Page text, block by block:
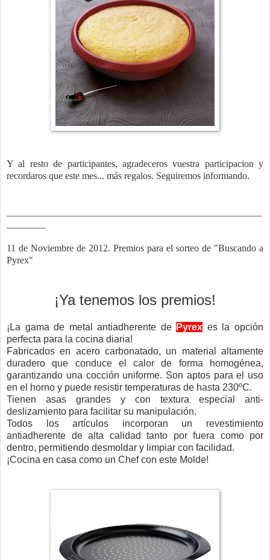
Y al resto de participantes, agradeceros vuestra participacion y
recordaros que este mes... más regalos. Seguiremos informando.
11 de Noviembre de 2012. Premios para el sorteo de "Buscando a
Pyrex"
¡Ya tenemos los premios!
¡La gama de metal antiadherente de Pyrex es la opción
perfecta para la cocina diaria!
Fabricados en acero carbonatado, un material altamente
duradero que conduce el calor de forma homogénea,
garantizando una cocción uniforme. Son aptos para el uso
en el horno y puede resistir temperaturas de hasta 230ºC.
Tienen asas grandes y con textura especial anti-
deslizamiento para facilitar su manipulación.
Todos los artículos incorporan un revestimiento
antiadherente de alta calidad tanto por fuera como por
dentro, permitiendo desmoldar y limpiar con facilidad.
¡Cocina en casa como un Chef con este Molde!